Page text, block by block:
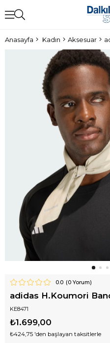
Anasayfa Kadın Aksesuar
0.0 (0Yorum)
adidas H.Koumori
KE8471
₺1.699,00
₺424,75 'den başlayan taksitlerle